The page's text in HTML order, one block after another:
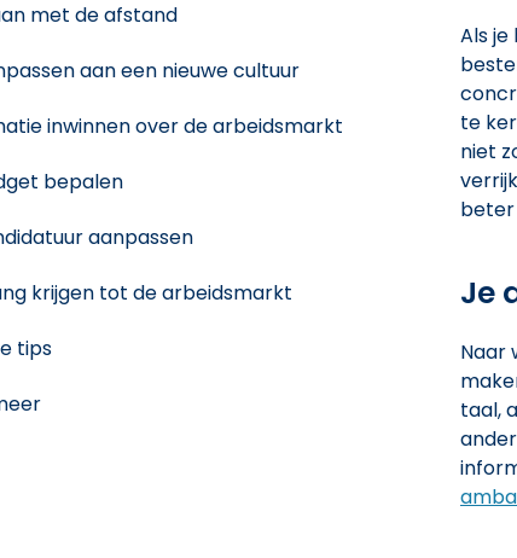
met de afstand
aan een nieuwe cultuur
inwinnen over de arbeidsmarkt
bepalen
aanpassen
krijgen tot de arbeidsmarkt
tips
Als
te
niet
beter
Je
Naar
taal,